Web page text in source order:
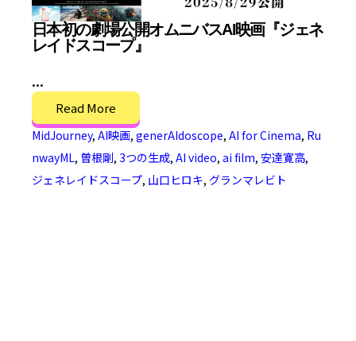
日本初の劇場公開オムニバスAI映画『ジェネ
レイドスコープ』
...
Read More
MidJourney, AI映画, generAIdoscope, AI for Cinema, Ru
nwayML, 曽根剛, 3つの生成, AI video, ai film, 安達寛高,
ジェネレイドスコープ, 山口ヒロキ, グランマレビト